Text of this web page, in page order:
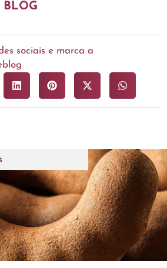
BLOG
sociais e marca a